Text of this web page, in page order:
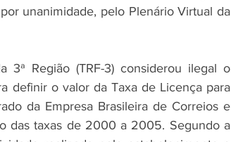
unanimidade, pelo Plenário Virtual da
3ª Região (TRF-3) considerou ilegal o
definir o valor da Taxa de Licença para
da Empresa Brasileira de Correios e
das taxas de 2000 a 2005. Segundo a